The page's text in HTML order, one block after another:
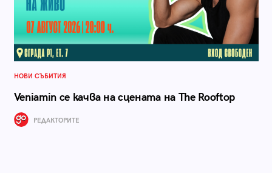
НОВИ СЪБИТИЯ
Veniamin се качва на сцената на The Rooftop
РЕДАКТОРИТЕ